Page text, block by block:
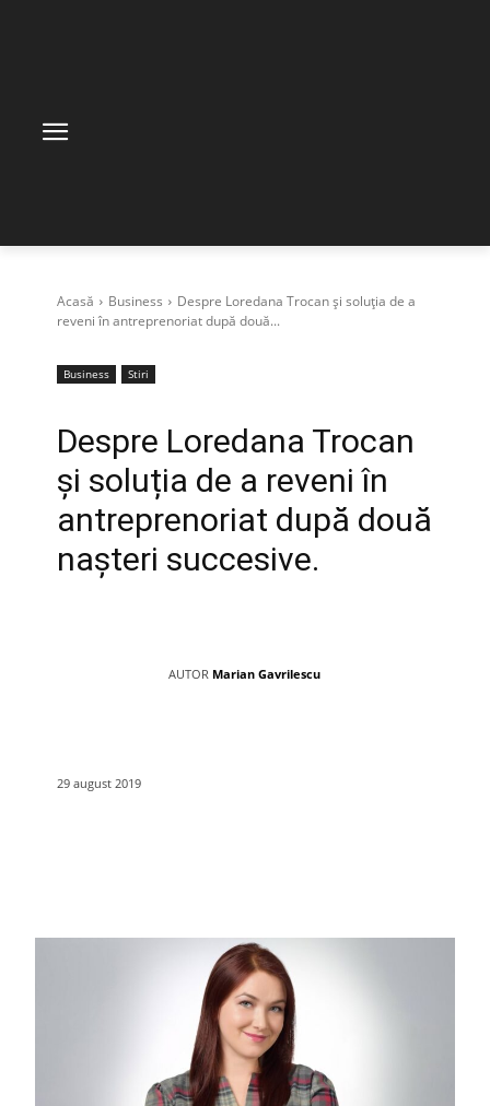
Acasă Business
Despre Loredana Trocan și soluția de a
reveni în antreprenoriat după două...
Business Stiri
Despre Loredana Trocan
și soluția de a reveni în
antreprenoriat după două
nașteri succesive.
AUTOR Marian Gavrilescu
29 august 2019